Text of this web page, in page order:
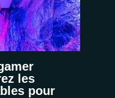
les
pour